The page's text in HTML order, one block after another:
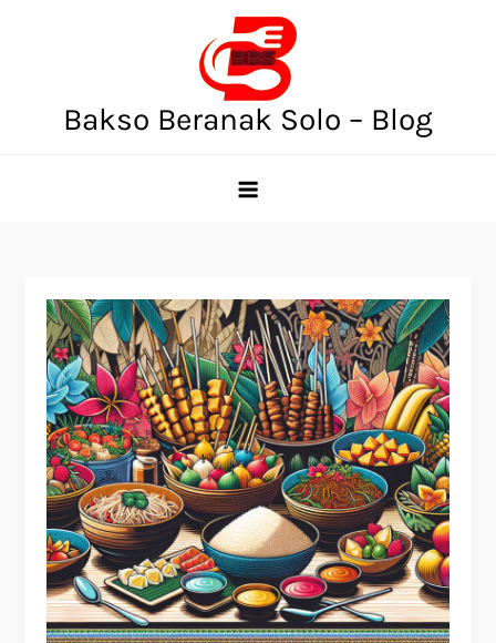
Bakso Beranak Solo – Blog